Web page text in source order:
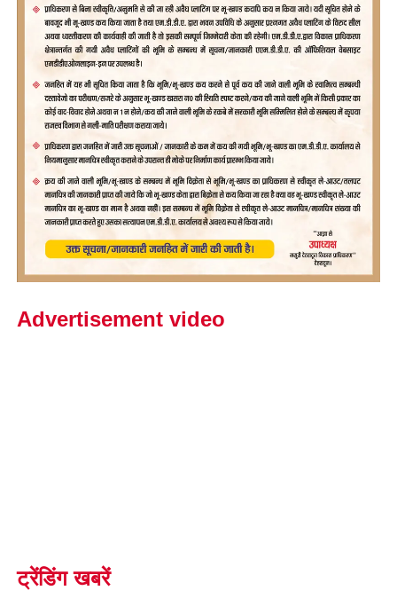
Advertisement video
ट्रेंडिंग खबरें